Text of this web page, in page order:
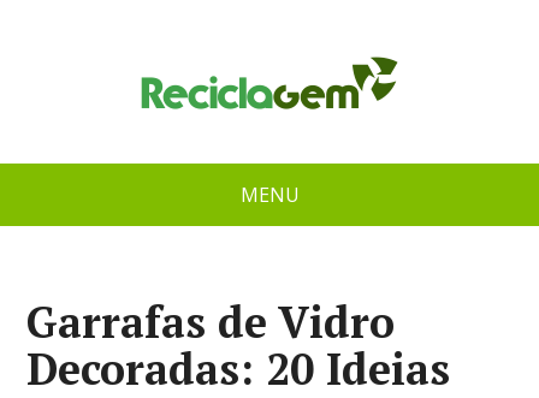
MENU
Garrafas de Vidro
Decoradas: 20 Ideias